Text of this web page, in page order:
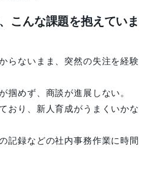
こんな課題を抱えていま
らないまま、突然の失注を経験
掴めず、商談が進展しない。
おり、新人育成がうまくいかな
記録などの社内事務作業に時間